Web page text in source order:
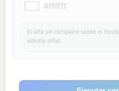
#ffffff
El alfa se compone sobre el
admite alfa).